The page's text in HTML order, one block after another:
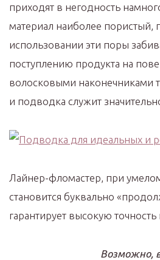
приходят в негодность
материал наиболее пористый,
использовании эти поры
поступлению продукта на
волосковыми наконечниками
и подводка служит
Лайнер-фломастер, при
становится буквально
гарантирует высокую точность
Возможно,